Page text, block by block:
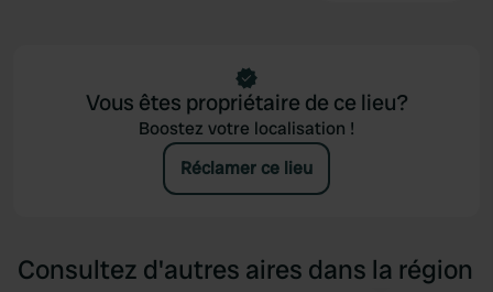
Vous êtes propriétaire de ce lieu?
Boostez votre localisation !
Réclamer ce lieu
Consultez d'autres aires dans la région